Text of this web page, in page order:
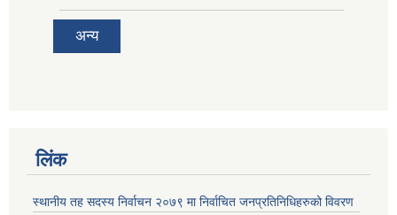
अन्य
लिंक
स्थानीय तह सदस्य निर्वाचन २०७९ मा निर्वाचित जनप्रतिनिधिहरुको विवरण